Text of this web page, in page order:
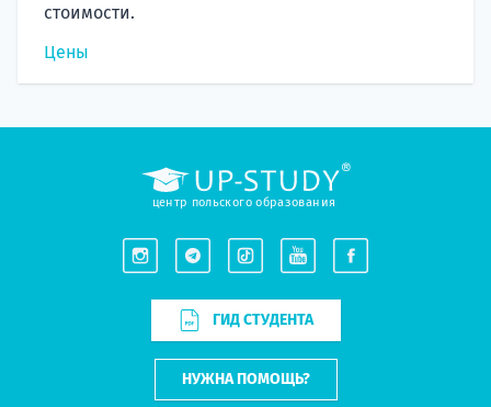
стоимости.
Цены
центр польского образования
ГИД СТУДЕНТА
НУЖНА ПОМОЩЬ?